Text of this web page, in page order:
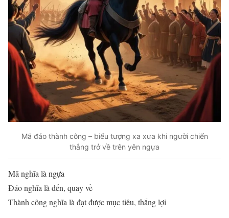
Mã đáo thành công – biểu tượng xa xưa khi người chiến
thắng trở về trên yên ngựa
Mã nghĩa là ngựa
Đáo nghĩa là đến, quay về
Thành công nghĩa là đạt được mục tiêu, thắng lợi